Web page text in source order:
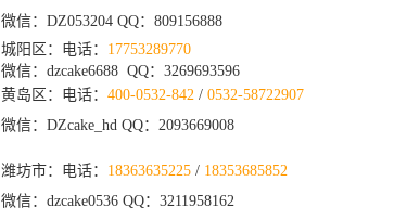
微信：DZ053204 QQ： 809156888
城阳区：电话： 17753289770
微信：dzcake6688 QQ：3269693596
黄岛区：电话： 400-0532-842 / 0532-58722907
微信：DZcake_hd QQ：2093669008
潍坊市：电话： 18363635225 / 18353685852
微信：dzcake0536 QQ：3211958162